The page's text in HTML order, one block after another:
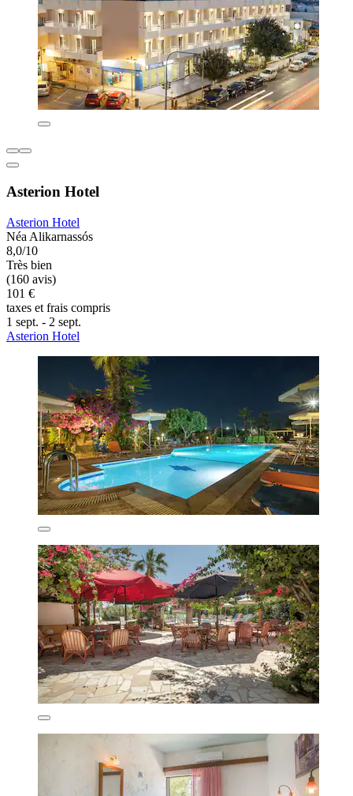
Asterion Hotel
Asterion Hotel
Néa Alikarnassós
8,0/10
Très bien
(160 avis)
101 €
taxes et frais compris
1 sept. - 2 sept.
Asterion Hotel